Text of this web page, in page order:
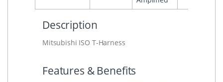
Description
Mitsubishi ISO T-Harness
Features & Benefits